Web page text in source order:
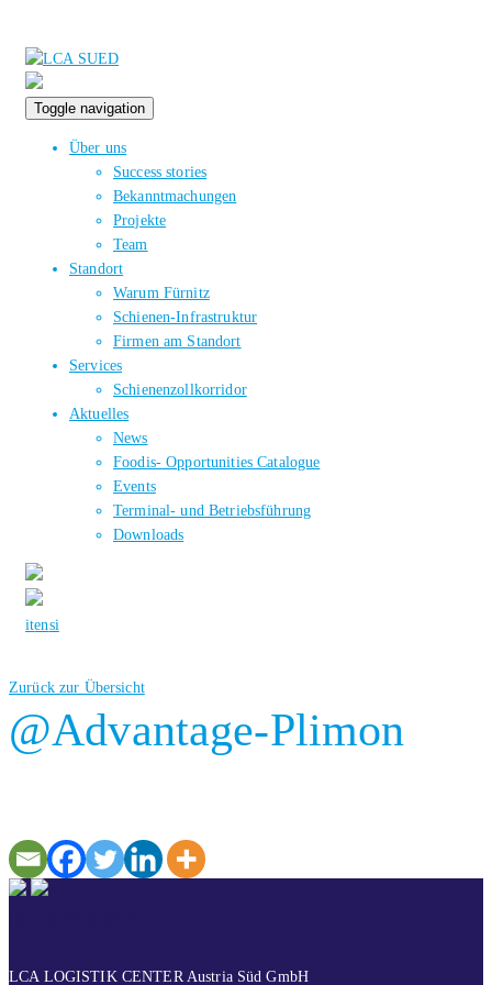
Toggle navigation
Über uns
Success stories
Bekanntmachungen
Projekte
Team
Standort
Warum Fürnitz
Schienen-Infrastruktur
Firmen am Standort
Services
Schienenzollkorridor
Aktuelles
News
Foodis- Opportunities Catalogue
Events
Terminal- und Betriebsführung
Downloads
itensi
Zurück zur Übersicht
@Advantage-Plimon
LCA LOGISTIK CENTER Austria Süd GmbH